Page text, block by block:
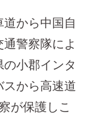
から中国自
警察隊によ
小郡インタ
スから高速道
が保護しこ